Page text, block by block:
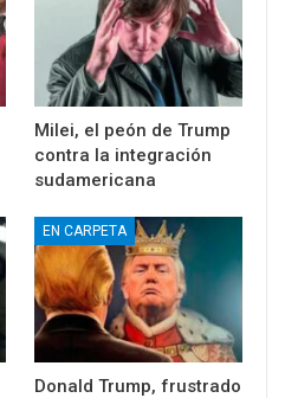
Milei, el peón de Trump
contra la integración
sudamericana
EN CARPETA
Donald Trump, frustrado